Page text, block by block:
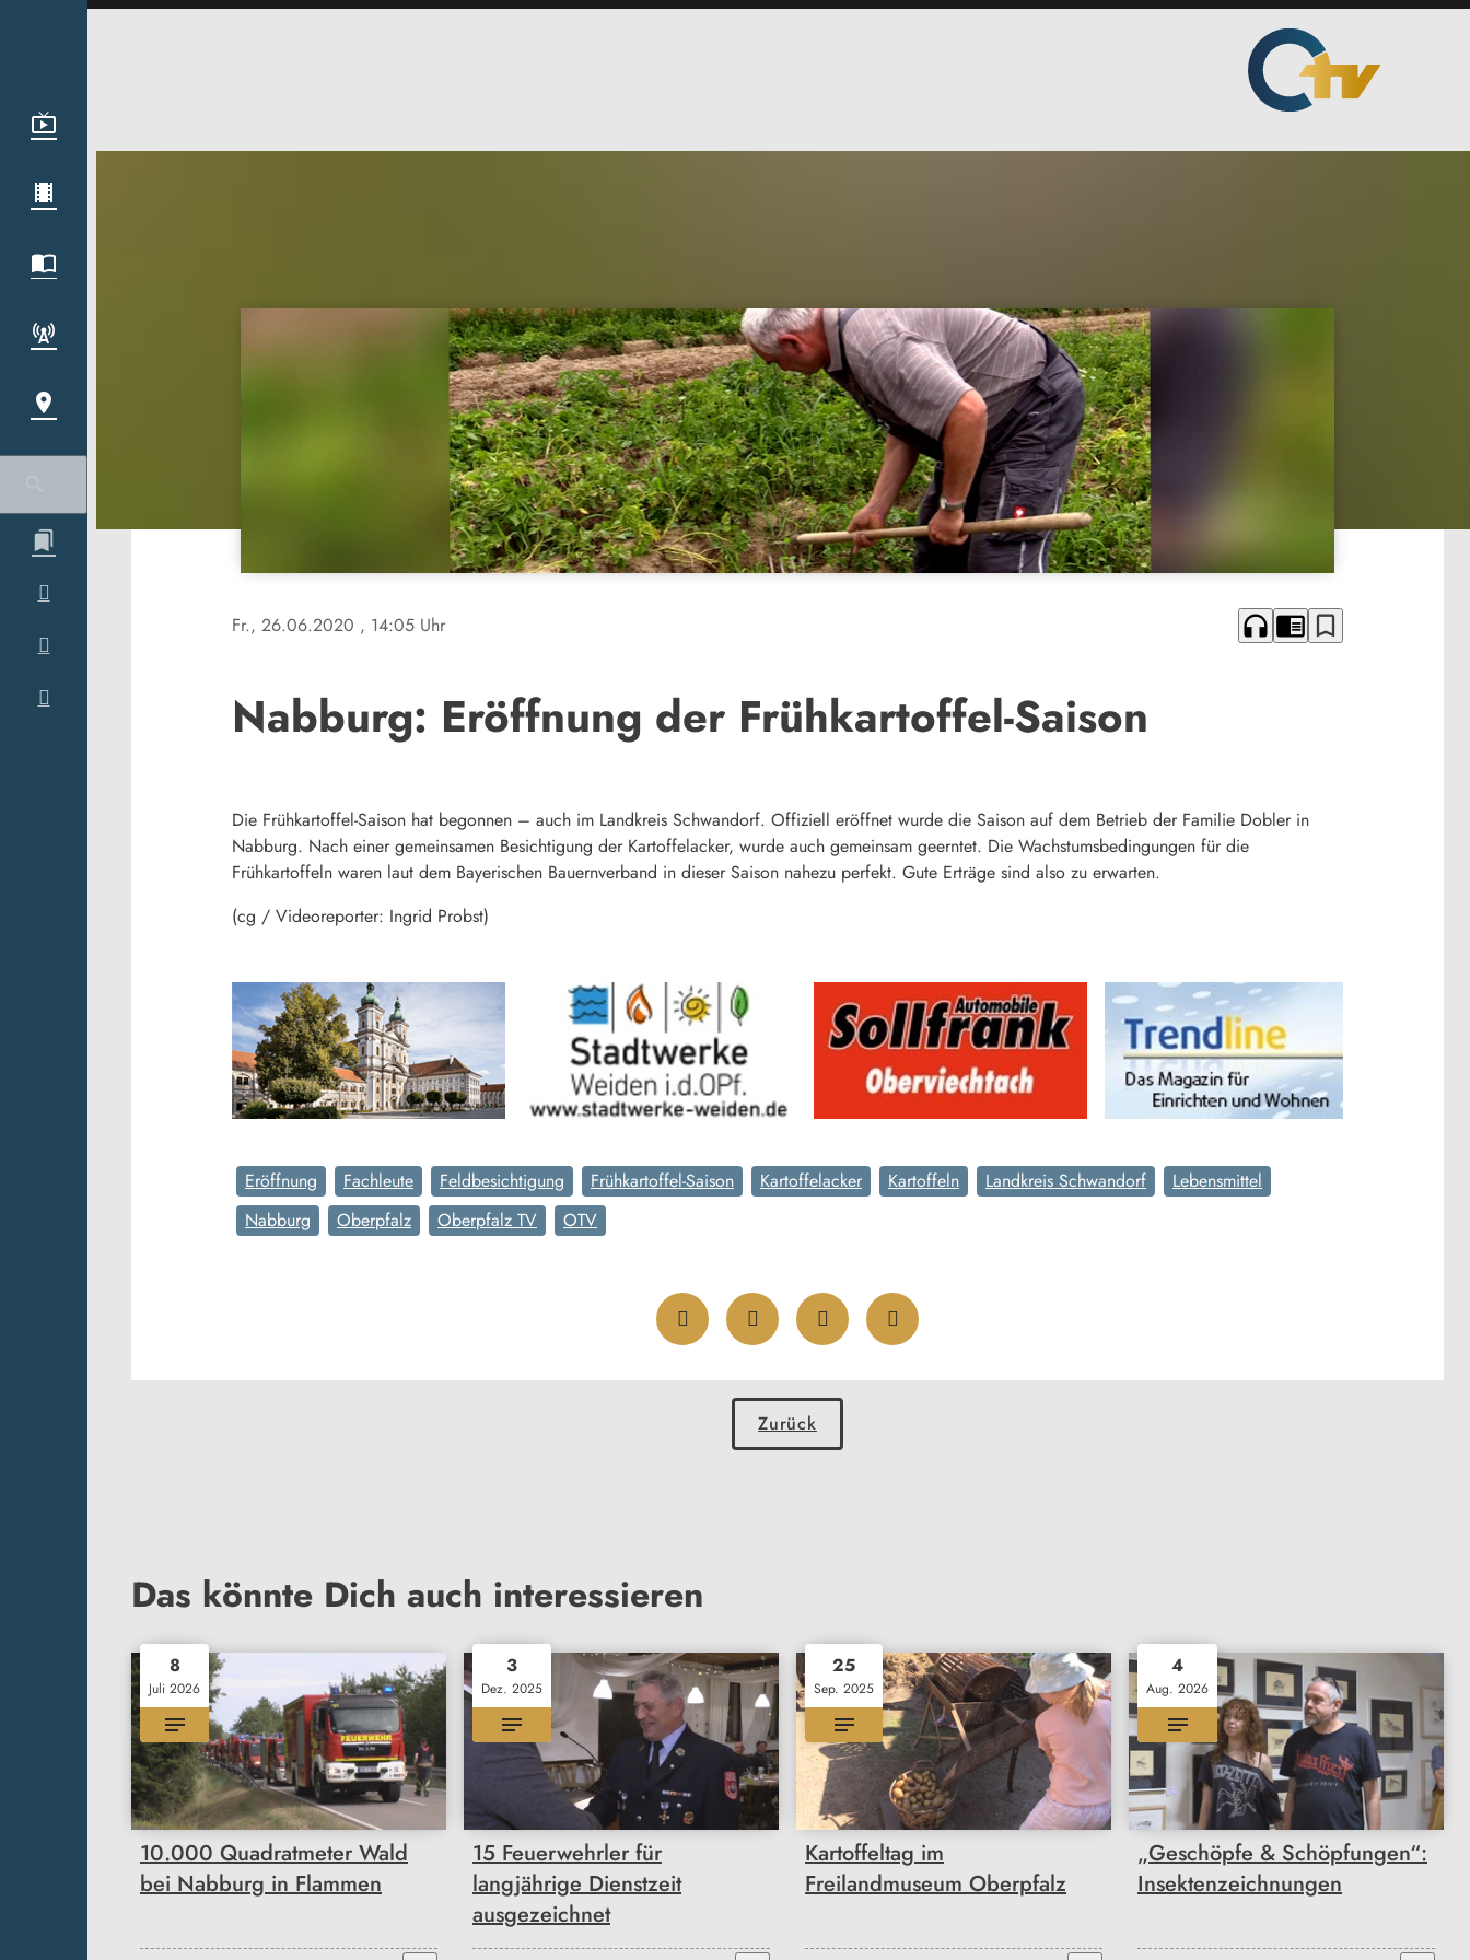
Fr., 26.06.2020 , 14:05 Uhr headphones chrome_reader_mode bookmark_border
Nabburg: Eröffnung der Frühkartoffel-Saison
Die Frühkartoffel-Saison hat begonnen – auch im Landkreis Schwandorf. Offiziell eröffnet wurde die Saison auf dem Betrieb der Familie Dobler in
Nabburg. Nach einer gemeinsamen Besichtigung der Kartoffelacker, wurde auch gemeinsam geerntet. Die Wachstumsbedingungen für die
Frühkartoffeln waren laut dem Bayerischen Bauernverband in dieser Saison nahezu perfekt. Gute Erträge sind also zu erwarten.
(cg / Videoreporter: Ingrid Probst)
Eröffnung Fachleute Feldbesichtigung Frühkartoffel-Saison Kartoffelacker Kartoffeln Landkreis Schwandorf
Lebensmittel
Nabburg
Oberpfalz Oberpfalz TV OTV
Zurück
Das könnte Dich auch interessieren
8
Juli 2026
10.000 Quadratmeter Wald
bei Nabburg in Flammen
3
Dez. 2025
15 Feuerwehrler für
langjährige Dienstzeit
ausgezeichnet
25
Sep. 2025
Kartoffeltag im
Freilandmuseum Oberpfalz
4
Aug. 2026
„Geschöpfe & Schöpfungen“:
Insektenzeichnungen